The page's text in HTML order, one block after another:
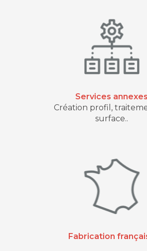
Services annexes
Création profil,
surface..
Fabrication